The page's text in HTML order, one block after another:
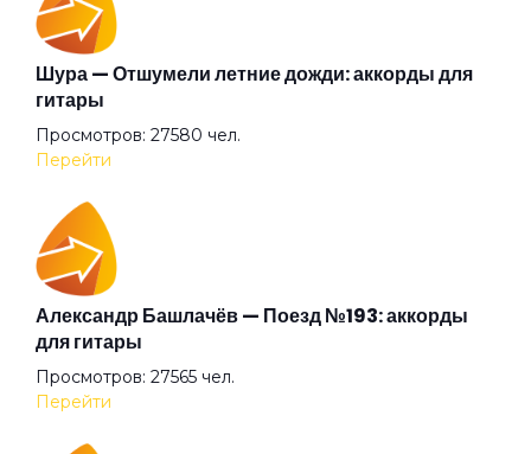
Беги (2008)
Беги
Бежали прочь
Безумные выси
Белая
Шура — Отшумели летние дожди: аккорды для
гитары
Просмотров: 27580 чел.
Перейти
Александр Башлачёв — Поезд №193: аккорды
для гитары
Просмотров: 27565 чел.
Перейти